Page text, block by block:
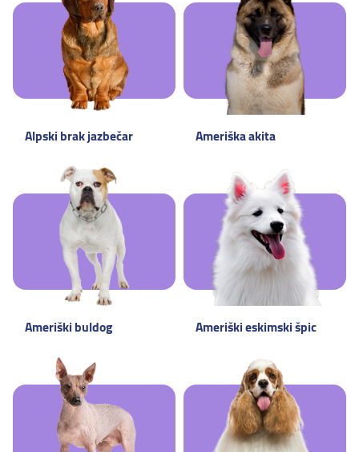
Alpski brak jazbečar Ameriška akita
Ameriški buldog Ameriški eskimski špic